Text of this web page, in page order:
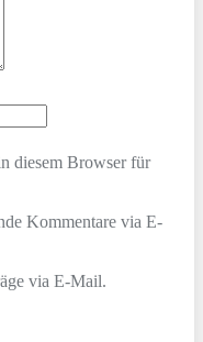
diesem Browser für
Kommentare via E-
via E-Mail.